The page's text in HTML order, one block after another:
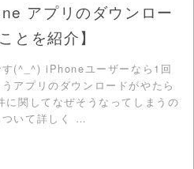
アプリのダウンロー
とを紹介】
(^_^) iPhoneユーザーなら1回
アプリのダウンロードがやたら
に関してなぜそうなってしまうの
ついて詳しく …